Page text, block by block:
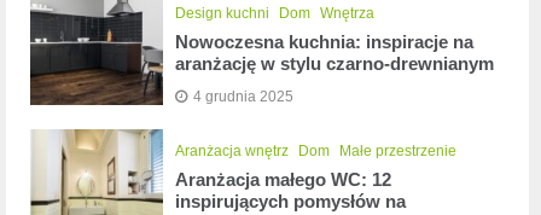
Design kuchni
Dom Wnętrza
Nowoczesna kuchnia: inspiracje na
aranżację w stylu czarno-drewnianym
4 grudnia 2025
Aranżacja wnętrz Dom Małe przestrzenie
Aranżacja małego WC: 12
inspirujących pomysłów na